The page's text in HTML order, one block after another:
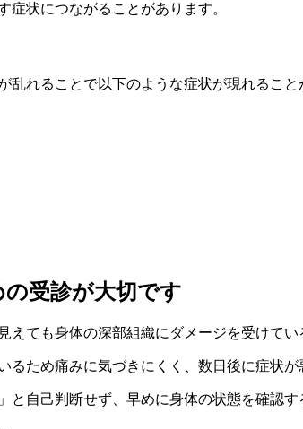
症状につながることがあります。
乱れることで以下のような症状が現れること
受診が大切です
えても身体の深部組織にダメージを受けてい
るため痛みに気づきにくく、数日後に症状が
と自己判断せず、早めに身体の状態を確認す